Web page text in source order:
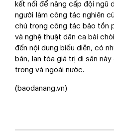
kết nối để nâng cấp đội ngũ
người làm công tác nghiên
chú trọng công tác bảo tồn
và nghệ thuật dân ca bài
đến nội dung biểu diễn, có
bản, lan tỏa giá trị di sản
trong và ngoài nước.
(baodanang.vn)